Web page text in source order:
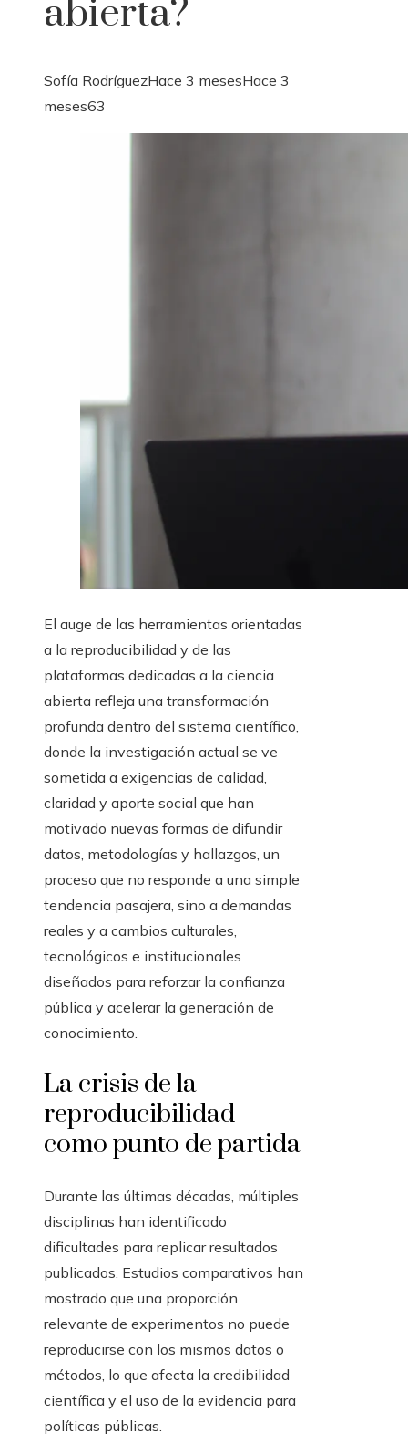
abierta?
Sofía RodríguezHace 3 mesesHace 3
meses63
El auge de las herramientas orientadas
a la reproducibilidad y de las
plataformas dedicadas a la ciencia
abierta refleja una transformación
profunda dentro del sistema científico,
donde la investigación actual se ve
sometida a exigencias de calidad,
claridad y aporte social que han
motivado nuevas formas de difundir
datos, metodologías y hallazgos, un
proceso que no responde a una simple
tendencia pasajera, sino a demandas
reales y a cambios culturales,
tecnológicos e institucionales
diseñados para reforzar la confianza
pública y acelerar la generación de
conocimiento.
La crisis de la
reproducibilidad
como punto de partida
Durante las últimas décadas, múltiples
disciplinas han identificado
dificultades para replicar resultados
publicados. Estudios comparativos han
mostrado que una proporción
relevante de experimentos no puede
reproducirse con los mismos datos o
métodos, lo que afecta la credibilidad
científica y el uso de la evidencia para
políticas públicas.